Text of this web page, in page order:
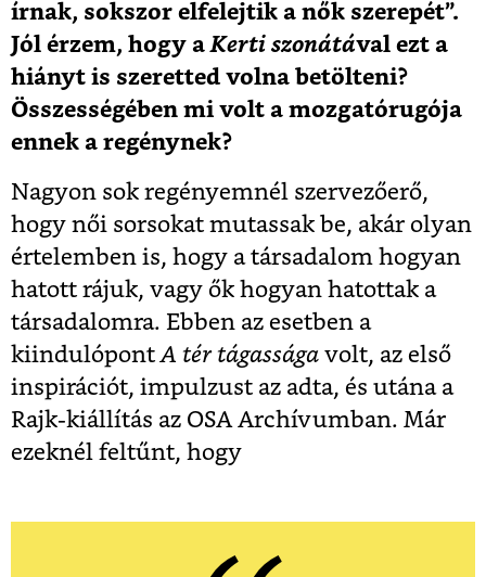
írnak, sokszor elfelejtik a nők szerepét”.
Jól érzem, hogy aKerti szonátával ezt a
hiányt is szeretted volna betölteni?
Összességében mi volt a mozgatórugója
ennek a regénynek?
Nagyon sok regényemnél szervezőerő,
hogy női sorsokat mutassak be, akár olyan
értelemben is, hogy a társadalom hogyan
hatott rájuk, vagy ők hogyan hatottak a
társadalomra. Ebben az esetben a
kiindulópont A tér tágassága volt, az első
inspirációt, impulzust az adta, és utána a
Rajk-kiállítás az OSA Archívumban. Már
ezeknél feltűnt, hogy